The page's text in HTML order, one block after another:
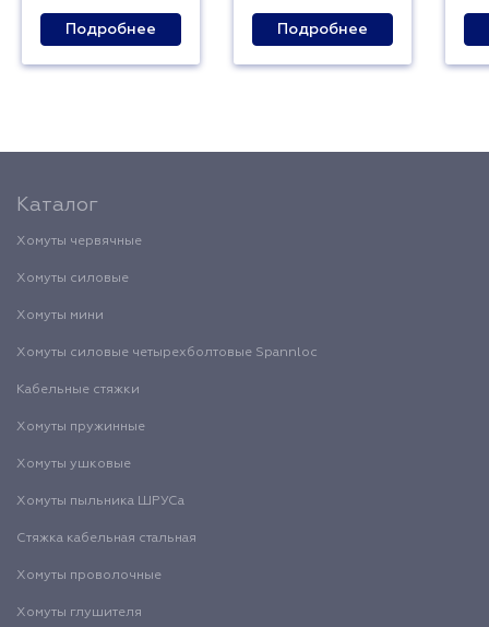
Подробнее Подробнее
Каталог
Хомуты червячные
Хомуты силовые
Хомуты мини
Хомуты силовые четырехболтовые Spannloc
Кабельные стяжки
Хомуты пружинные
Хомуты ушковые
Хомуты пыльника ШРУСа
Стяжка кабельная стальная
Хомуты проволочные
Хомуты глушителя